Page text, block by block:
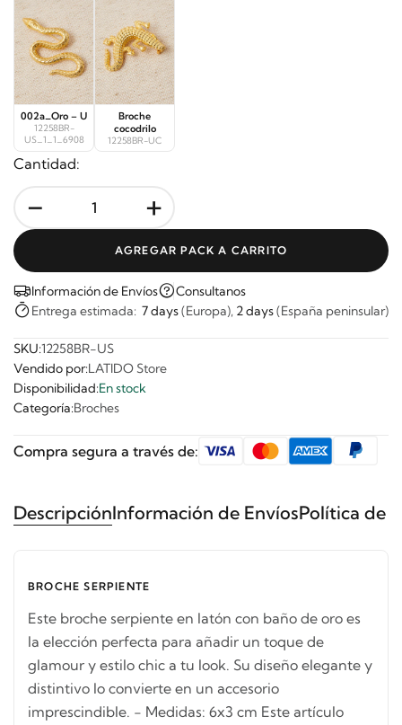
002a_Oro – U
12258BR-
US_1_1_6908
Broche
cocodrilo
12258BR-UC
Cantidad:
- +
AGREGAR PACK A CARRITO
Información de Envíos
Consultanos
Entrega estimada: 7 days(Europa), 2 days(España peninsular)
SKU:12258BR-US
Vendido por:LATIDO Store
Disponibilidad:En stock
Categoría:Broches
Compra segura a través de:
DescripciónInformación de EnvíosPolítica de
BROCHE SERPIENTE
Este broche serpiente en latón con baño de oro es
la elección perfecta para añadir un toque de
glamour y estilo chic a tu look. Su diseño elegante y
distintivo lo convierte en un accesorio
imprescindible. - Medidas: 6x3 cm Este artículo